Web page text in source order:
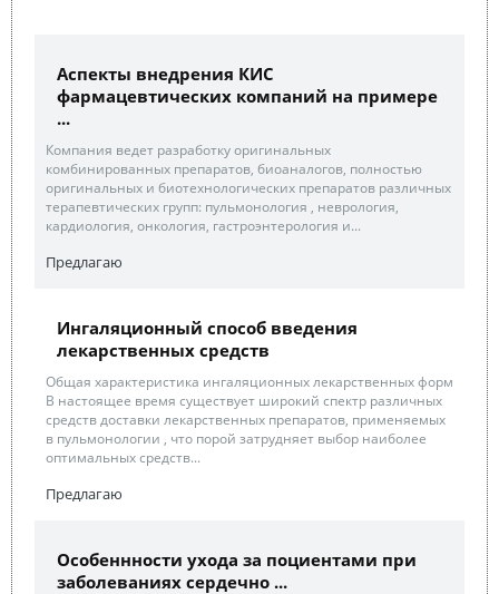
Аспекты внедрения КИС
фармацевтических компаний на примере
...
Компания ведет разработку оригинальных
комбинированных препаратов, биоаналогов, полностью
оригинальных и биотехнологических препаратов различных
терапевтических групп: пульмонология , неврология,
кардиология, онкология, гастроэнтерология и...
Предлагаю
Ингаляционный способ введения
лекарственных средств
Общая характеристика ингаляционных лекарственных форм
В настоящее время существует широкий спектр различных
средств доставки лекарственных препаратов, применяемых
в пульмонологии , что порой затрудняет выбор наиболее
оптимальных средств...
Предлагаю
Особеннности ухода за поциентами при
заболеваниях сердечно ...